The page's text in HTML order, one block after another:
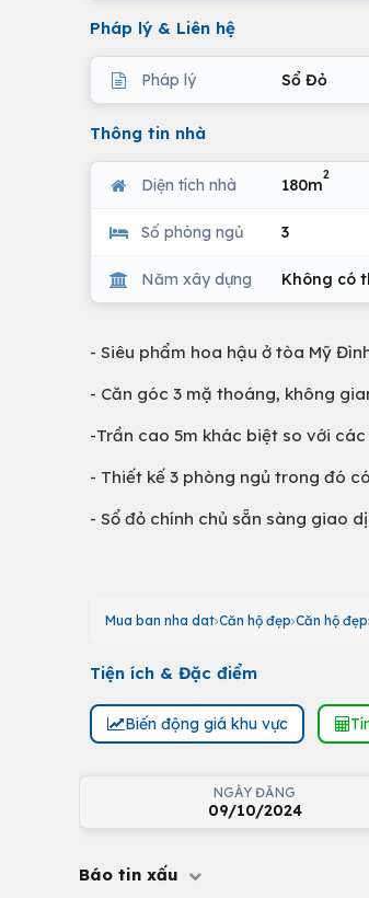
Pháp lý & Liên hệ
Pháp lý Sổ Đỏ
Thông tin nhà
Diện tích nhà 180m
2
Số phòng ngủ 3
Năm xây dựng Không có
- Siêu phẩm hoa hậu ở tòa Mỹ
- Căn góc 3 mặ thoáng, không
-Trần cao 5m khác biệt so với
- Thiết kế 3 phòng ngủ trong đó
- Sổ đỏ chính chủ sẵn sàng giao
Mua ban nha dat Căn hộ đẹp Căn hộ đẹp
Tiện ích & Đặc điểm
Biến động giá khu vực
NGÀY ĐĂNG
09/10/2024
Báo tin xấu